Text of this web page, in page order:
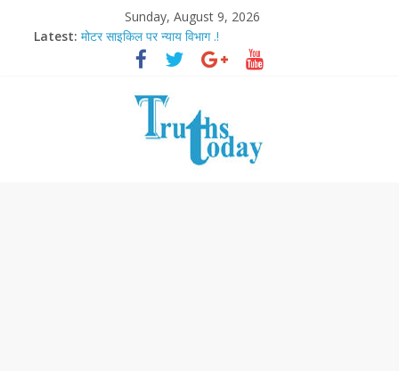
Sunday, August 9, 2026
Latest: आज बिखर जाएगा इमरान खान का विकेट
मोटर साइकिल पर न्याय विभाग .!
Ram Mandir Pran Pratishthan-अयोध्या में विराजे रामलला
अब फिल्मों के लिए धार्मिक बोर्ड..!